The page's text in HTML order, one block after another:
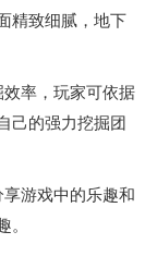
精致细腻，地下
率，玩家可依据
己的强力挖掘团
享游戏中的乐趣和
。